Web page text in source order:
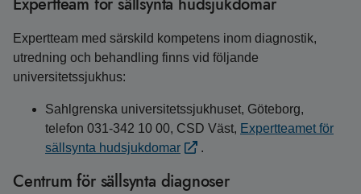
Expertteam med särskild kompetens inom diagnostik,
utredning och behandling finns vid följande
universitetssjukhus:
Sahlgrenska universitetssjukhuset, Göteborg,
telefon 031-342 10 00, CSD Väst, Expertteamet för
sällsynta hudsjukdomar
.
Centrum för sällsynta diagnoser